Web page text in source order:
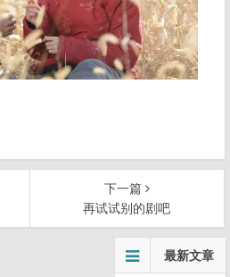
下一篇
再试试别的剧吧
最新文章